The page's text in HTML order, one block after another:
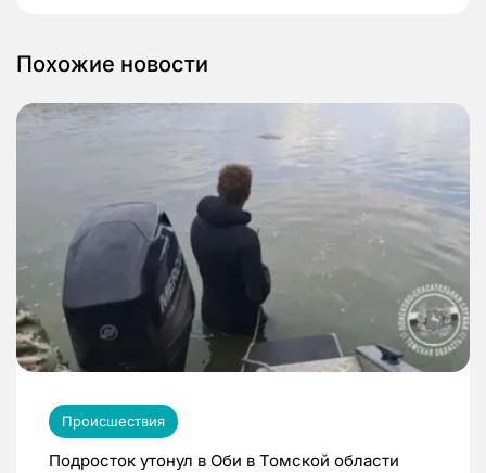
Похожие новости
Происшествия
Подросток утонул в Оби в Томской области